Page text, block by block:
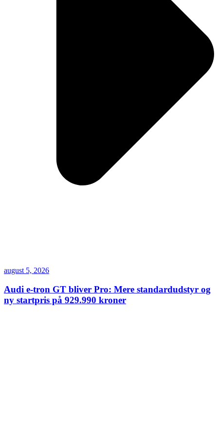
august 5, 2026
Audi e-tron GT bliver Pro: Mere standardudstyr og
ny startpris på 929.990 kroner